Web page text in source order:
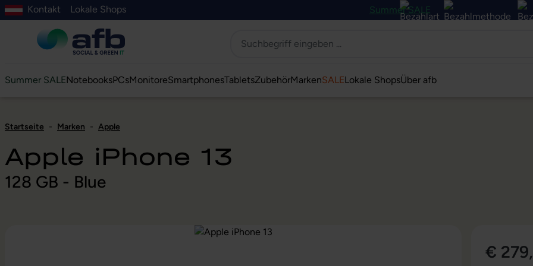
springen
Suche springen
Zur Hauptnavigation springen
Zur Navigation der B2B-Plattform springen
Kontakt Lokale Shops Summer SALE
Summer SALENotebooksPCsMonitoreSmartphonesTabletsZubehörMarkenSALELokale ShopsÜber afb
Startseite - Marken - Apple
Apple iPhone 13
128 GB - Blue
€